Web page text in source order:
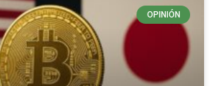
OPINIÓN